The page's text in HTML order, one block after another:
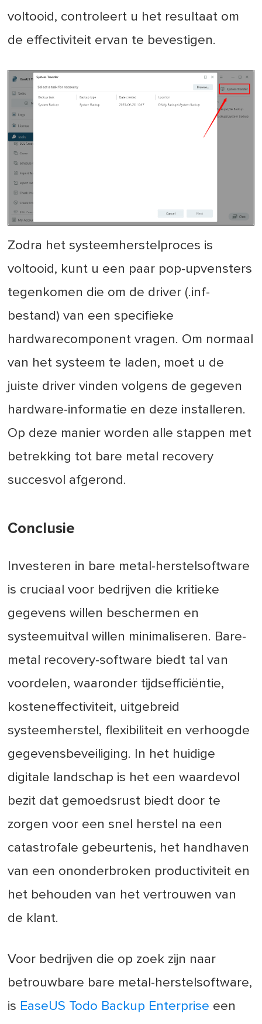
voltooid, controleert u het resultaat om
de effectiviteit ervan te bevestigen.
Zodra het systeemherstelproces is
voltooid, kunt u een paar pop-upvensters
tegenkomen die om de driver (.inf-
bestand) van een specifieke
hardwarecomponent vragen. Om normaal
van het systeem te laden, moet u de
juiste driver vinden volgens de gegeven
hardware-informatie en deze installeren.
Op deze manier worden alle stappen met
betrekking tot bare metal recovery
succesvol afgerond.
Conclusie
Investeren in bare metal-herstelsoftware
is cruciaal voor bedrijven die kritieke
gegevens willen beschermen en
systeemuitval willen minimaliseren. Bare-
metal recovery-software biedt tal van
voordelen, waaronder tijdsefficiëntie,
kosteneffectiviteit, uitgebreid
systeemherstel, flexibiliteit en verhoogde
gegevensbeveiliging. In het huidige
digitale landschap is het een waardevol
bezit dat gemoedsrust biedt door te
zorgen voor een snel herstel na een
catastrofale gebeurtenis, het handhaven
van een ononderbroken productiviteit en
het behouden van het vertrouwen van
de klant.
Voor bedrijven die op zoek zijn naar
betrouwbare bare metal-herstelsoftware,
is EaseUS Todo Backup Enterprise een